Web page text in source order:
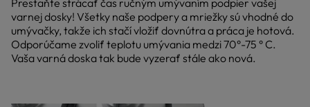
varnej dosky! Všetky naše podpery a mriežky sú vhodné do
umývačky, takže ich stačí vložiť dovnútra a práca je hotová.
Odporúčame zvoliť teplotu umývania medzi 70°-75 ° C.
Vaša varná doska tak bude vyzerať stále ako nová.